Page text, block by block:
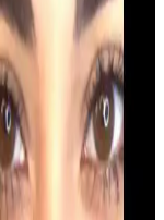
uygun rimel
güzelliğinizi ön
Rimel